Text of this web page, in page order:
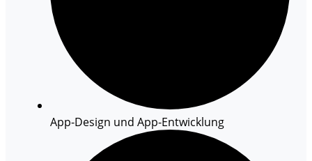
App-Design und App-Entwicklung